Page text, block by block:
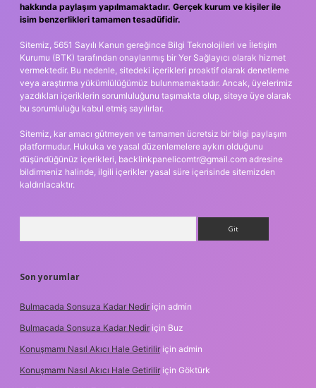
hakkında paylaşım yapılmamaktadır. Gerçek kurum ve kişiler ile
isim benzerlikleri tamamen tesadüfidir.
Sitemiz, 5651 Sayılı Kanun gereğince Bilgi Teknolojileri ve İletişim
Kurumu (BTK) tarafından onaylanmış bir Yer Sağlayıcı olarak hizmet
vermektedir. Bu nedenle, sitedeki içerikleri proaktif olarak denetleme
veya araştırma yükümlülüğümüz bulunmamaktadır. Ancak, üyelerimiz
yazdıkları içeriklerin sorumluluğunu taşımakta olup, siteye üye olarak
bu sorumluluğu kabul etmiş sayılırlar.
Sitemiz, kar amacı gütmeyen ve tamamen ücretsiz bir bilgi paylaşım
platformudur. Hukuka ve yasal düzenlemelere aykırı olduğunu
düşündüğünüz içerikleri, backlinkpanelicomtr@gmail.com adresine
bildirmeniz halinde, ilgili içerikler yasal süre içerisinde sitemizden
kaldırılacaktır.
Son yorumlar
Bulmacada Sonsuza Kadar Nedir için admin
Bulmacada Sonsuza Kadar Nedir için Buz
Konuşmamı Nasıl Akıcı Hale Getirilir için admin
Konuşmamı Nasıl Akıcı Hale Getirilir için Göktürk